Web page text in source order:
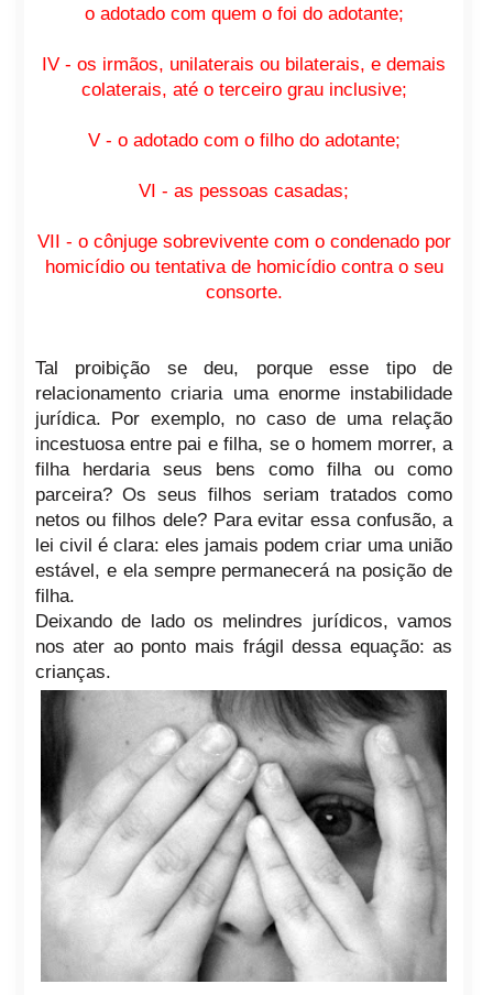
o adotado com quem o foi do adotante;
IV - os irmãos, unilaterais ou bilaterais, e demais
colaterais, até o terceiro grau inclusive;
V - o adotado com o filho do adotante;
VI - as pessoas casadas;
VII - o cônjuge sobrevivente com o condenado por
homicídio ou tentativa de homicídio contra o seu
consorte.
Tal proibição se deu, porque esse tipo de
relacionamento criaria uma enorme instabilidade
jurídica. Por exemplo, no caso de uma relação
incestuosa entre pai e filha, se o homem morrer, a
filha herdaria seus bens como filha ou como
parceira? Os seus filhos seriam tratados como
netos ou filhos dele? Para evitar essa confusão, a
lei civil é clara: eles jamais podem criar uma união
estável, e ela sempre permanecerá na posição de
filha.
Deixando de lado os melindres jurídicos, vamos
nos ater ao ponto mais frágil dessa equação: as
crianças.